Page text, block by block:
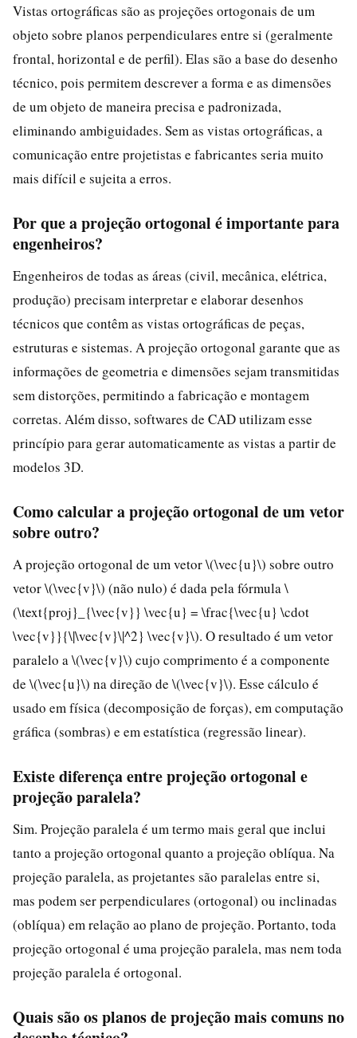
Vistas ortográficas são as projeções ortogonais de um
objeto sobre planos perpendiculares entre si (geralmente
frontal, horizontal e de perfil). Elas são a base do desenho
técnico, pois permitem descrever a forma e as dimensões
de um objeto de maneira precisa e padronizada,
eliminando ambiguidades. Sem as vistas ortográficas, a
comunicação entre projetistas e fabricantes seria muito
mais difícil e sujeita a erros.
Por que a projeção ortogonal é importante para
engenheiros?
Engenheiros de todas as áreas (civil, mecânica, elétrica,
produção) precisam interpretar e elaborar desenhos
técnicos que contêm as vistas ortográficas de peças,
estruturas e sistemas. A projeção ortogonal garante que as
informações de geometria e dimensões sejam transmitidas
sem distorções, permitindo a fabricação e montagem
corretas. Além disso, softwares de CAD utilizam esse
princípio para gerar automaticamente as vistas a partir de
modelos 3D.
Como calcular a projeção ortogonal de um vetor
sobre outro?
A projeção ortogonal de um vetor \(\vec{u}\) sobre outro
vetor \(\vec{v}\) (não nulo) é dada pela fórmula \
(\text{proj}_{\vec{v}} \vec{u} = \frac{\vec{u} \cdot
\vec{v}}{\|\vec{v}\|^2} \vec{v}\). O resultado é um vetor
paralelo a \(\vec{v}\) cujo comprimento é a componente
de \(\vec{u}\) na direção de \(\vec{v}\). Esse cálculo é
usado em física (decomposição de forças), em computação
gráfica (sombras) e em estatística (regressão linear).
Existe diferença entre projeção ortogonal e
projeção paralela?
Sim. Projeção paralela é um termo mais geral que inclui
tanto a projeção ortogonal quanto a projeção oblíqua. Na
projeção paralela, as projetantes são paralelas entre si,
mas podem ser perpendiculares (ortogonal) ou inclinadas
(oblíqua) em relação ao plano de projeção. Portanto, toda
projeção ortogonal é uma projeção paralela, mas nem toda
projeção paralela é ortogonal.
Quais são os planos de projeção mais comuns no